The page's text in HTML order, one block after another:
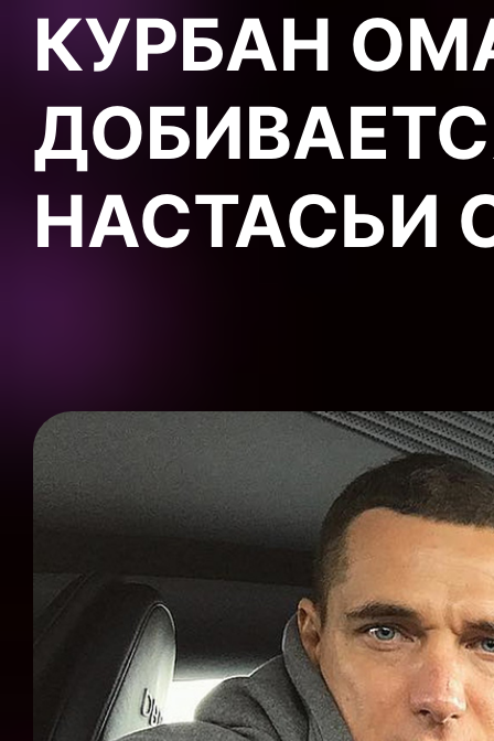
КУРБАН
НАСТАСЬИ